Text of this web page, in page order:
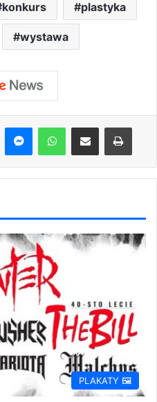
konkurs plastyka
wystawa
MessengerWhatsAppShare via Email Print
PLAKATY 🖼️